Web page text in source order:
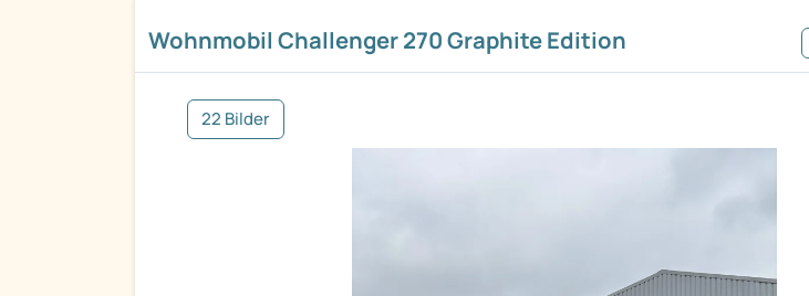
Wohnmobil Challenger 270 Graphite Edition
22 Bilder